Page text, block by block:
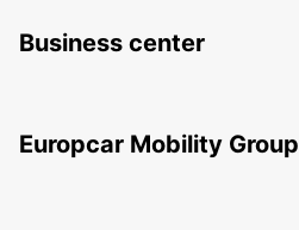
Business center
Europcar Mobility Group